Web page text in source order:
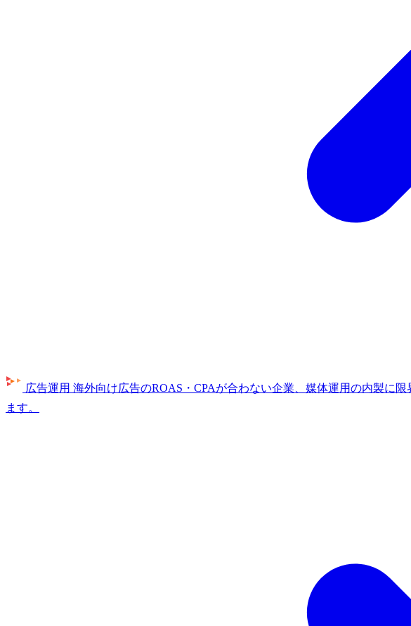
広告運用 海外向け広告のROAS・CPAが合わない企業、媒体運用の内製に
ます。